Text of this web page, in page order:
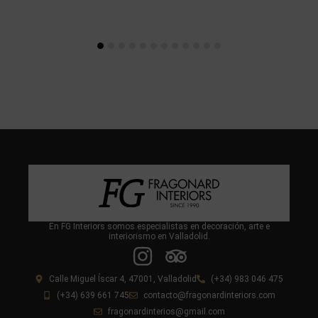
En FG Interiors somos especialistas en decoración, arte e
interiorismo en Valladolid.
Calle Miguel Íscar 4, 47001, Valladolid
(+34) 983 046 475
(+34) 639 661 745
contacto@fragonardinteriors.com
fragonardinterios@gmail.com